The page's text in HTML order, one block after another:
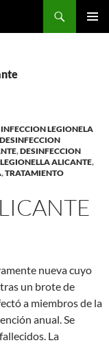
LEGIONELA
DESINFECCION
,DESINFECCION
LEGIONELLA ALICANTE,
,TRATAMIENTO
nueva cuyo
un brote de
a miembros de la
anual. Se
La